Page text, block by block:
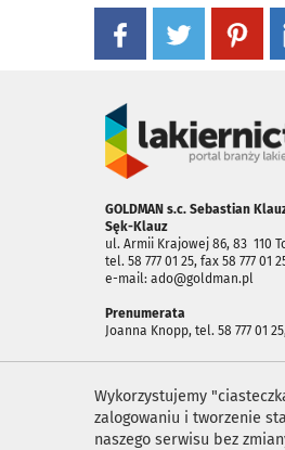
GOLDMAN s.c. Sebastian
Sęk-Klauz
ul. Armii Krajowej 86, 83 ­ 110
tel. 58 777 01 25, fax 58 777 01
e-mail: ado@goldman.pl
Prenumerata
Joanna Knopp, tel. 58 777 01
Wykorzystujemy
zalogowaniu i tworzenie
naszego serwisu bez